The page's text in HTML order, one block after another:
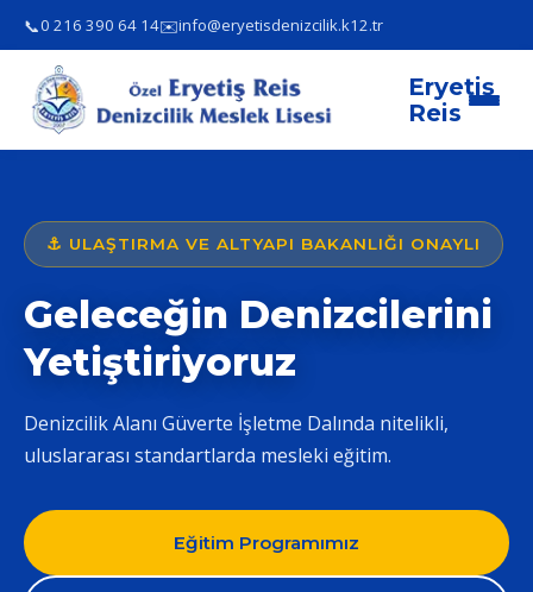
📞0 216 390 64 14✉️info@eryetisdenizcilik.k12.tr
Eryetiş
Reis
⚓ ULAŞTIRMA VE ALTYAPI BAKANLIĞI ONAYLI
Geleceğin Denizcilerini
Yetiştiriyoruz
Denizcilik Alanı Güverte İşletme Dalında nitelikli,
uluslararası standartlarda mesleki eğitim.
Eğitim Programımız